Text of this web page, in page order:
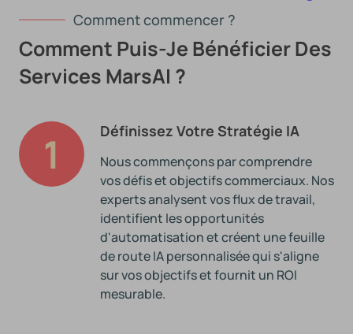
Comment commencer ?
Comment Puis-Je Bénéficier Des
Services MarsAI ?
1 Définissez Votre Stratégie IA
Nous commençons par comprendre
vos défis et objectifs commerciaux. Nos
experts analysent vos flux de travail,
identifient les opportunités
d'automatisation et créent une feuille
de route IA personnalisée qui s'aligne
sur vos objectifs et fournit un ROI
mesurable.